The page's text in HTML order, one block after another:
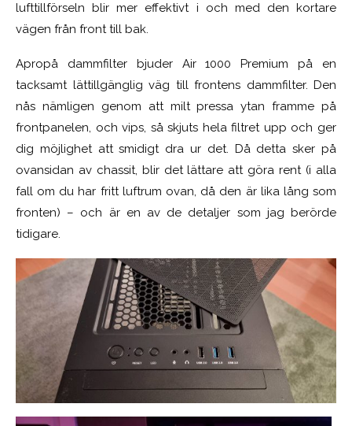
lufttillförseln blir mer effektivt i och med den kortare
vägen från front till bak.
Apropå dammfilter bjuder Air 1000 Premium på en
tacksamt lättillgänglig väg till frontens dammfilter. Den
nås nämligen genom att milt pressa ytan framme på
frontpanelen, och vips, så skjuts hela filtret upp och ger
dig möjlighet att smidigt dra ur det. Då detta sker på
ovansidan av chassit, blir det lättare att göra rent (i alla
fall om du har fritt luftrum ovan, då den är lika lång som
fronten) – och är en av de detaljer som jag berörde
tidigare.